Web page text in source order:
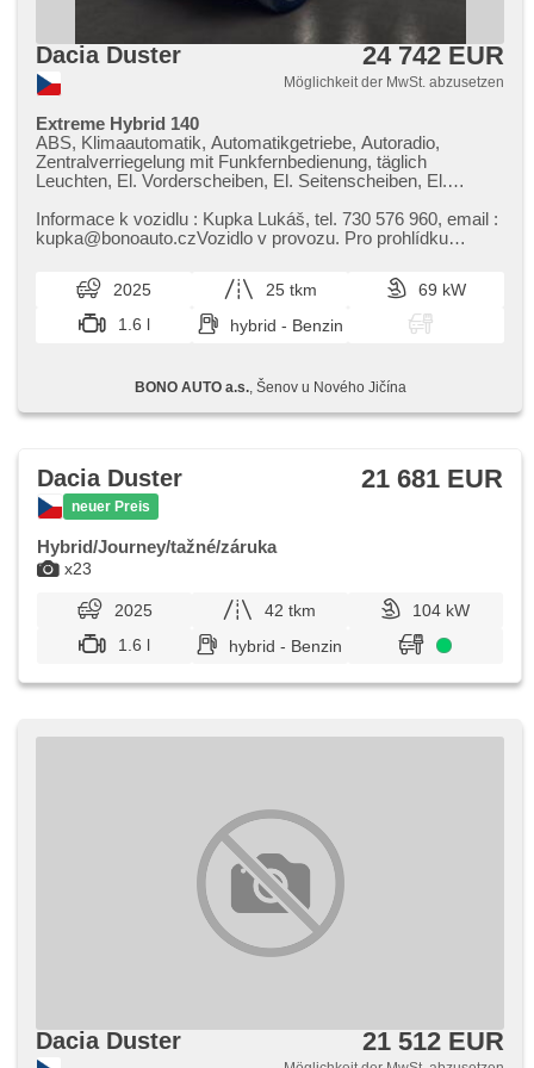
Dacia Duster 24 742 EUR
Möglichkeit der MwSt. abzusetzen
Extreme Hybrid 140
ABS, Klimaautomatik, Automatikgetriebe, Autoradio,
Zentralverriegelung mit Funkfernbedienung, täglich
Leuchten, El. Vorderscheiben, El. Seitenscheiben, El.
Alufelgen, Nebelscheinwerfer, Multifunktionslenkrad,
Lenkrad einstellbar, Bordcomputer, Servolenkung,
Scheibenwischersensor, Lichtsensor, Reifendrucksensor,
Elektronisches Stabilitätsprogramm (ESP), starten per
Taste, Tempomat, USB, Außenthermometer, beheizte Sitze,
beheizte Spiegel, beheizte Lenkrad, höheneinstellbare
Fahrkamera, Android Auto, Apple CarPlay, parkovací
senzory přední, parkovací senzory zadní
Informace k vozidlu : Kupka Lukáš,​ tel. 730 576 960,​ email :
kupka@bonoauto.czVozidlo v provozu. Pro prohlídku
2025 25 tkm
69 kW
1.6 l
hybrid - Benzin
BONO AUTO a.s., Šenov u Nového Jičína
x23
Dacia Duster
neuer Preis
21 681 EUR
Hybrid/Journey/tažné/záruka
2025 42 tkm
104 kW
1.6 l
hybrid - Benzin
Dacia Duster 21 512 EUR